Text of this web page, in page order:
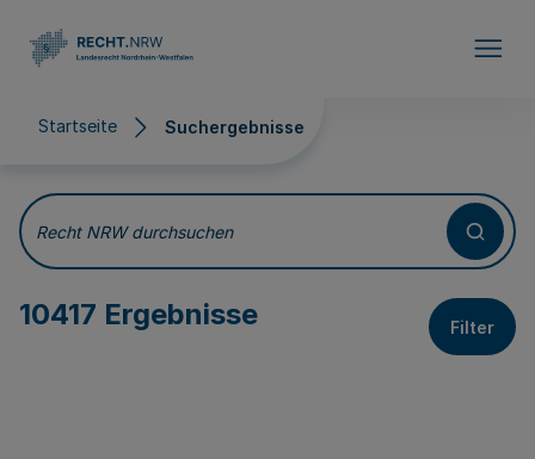
Startseite Suchergebnisse
Suchergebnisse
Recht NRW durchsuchen
10417 Ergebnisse Filter